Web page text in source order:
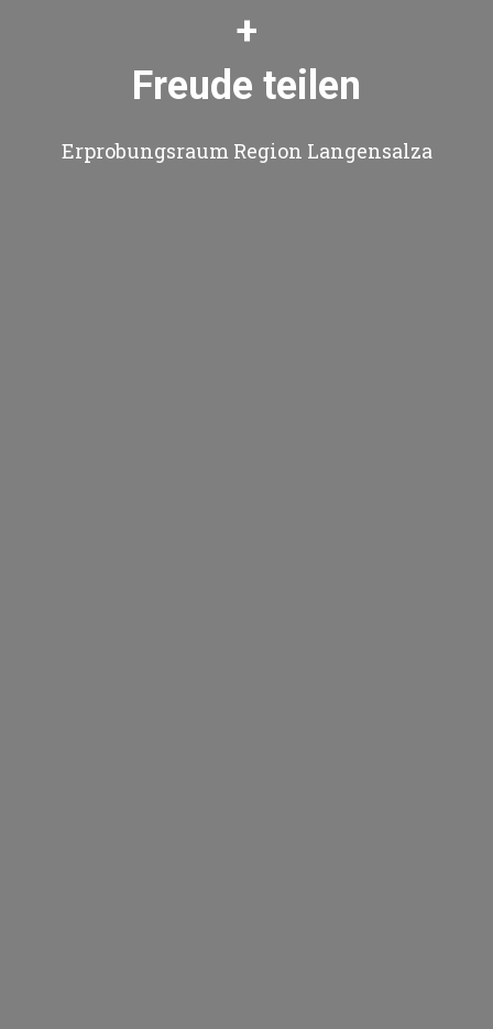
+
Freude teilen
Erprobungsraum Region Langensalza